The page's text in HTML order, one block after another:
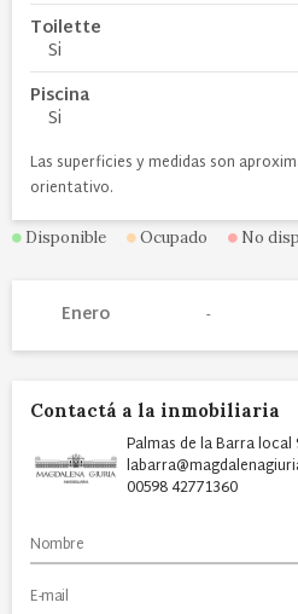
Toilette
Si
Piscina
Si
Las superficies y medidas son
orientativo.
Disponible Ocupado No
Enero
Contactá a la inmobiliaria
Palmas de la Barra local
00598 42771360